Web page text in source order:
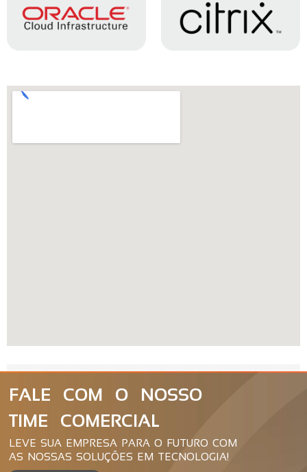
FALE COM O NOSSO
TIME COMERCIAL
LEVE SUA EMPRESA PARA O FUTURO COM
AS NOSSAS SOLUÇÕES EM TECNOLOGIA!